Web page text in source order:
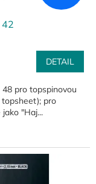
42
DETAIL
pro topspinovou
pro
"Haj...